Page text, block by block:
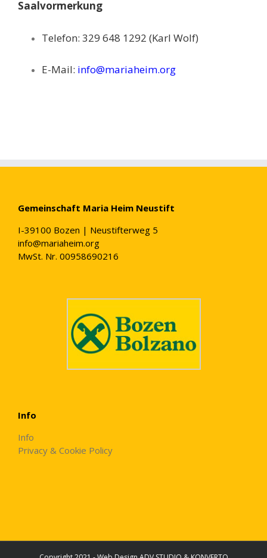
Saalvormerkung
Telefon: 329 648 1292 (Karl Wolf)
E-Mail: info@mariaheim.org
Gemeinschaft Maria Heim Neustift
I-39100 Bozen | Neustifterweg 5
info@mariaheim.org
MwSt. Nr. 00958690216
Info
Info
Privacy & Cookie Policy